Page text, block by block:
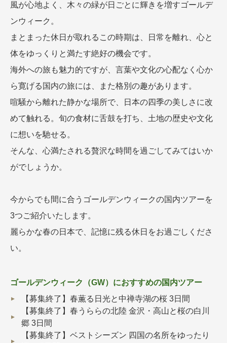
ブランド
“知究”紀行
夢の休日 | 海外旅行
目的・テーマから探す
美術鑑賞
特別企画
グルメ
リゾート
一都市滞在
絶景
日系航空会社で行く
世界遺産を訪れる
野生動物に出合う
オーロラ
クルーズ
お花・紅葉
鉄道の旅
ラ・プルミエール（エールフランス
航空）
四季彩紀行
目的・テーマから探す
紅葉
花火
祭り
季節の風景
特別企画
ラグジュアリーバスでめぐる
美食・旬の味覚を味わう
アドベンチャーツーリズム・ウォー
キング
観光列車
風が心地よく、木々の緑が日ごとに輝きを増すゴールデ
ンウィーク。
まとまった休日が取れるこの時期は、日常を離れ、心と
体をゆっくりと満たす絶好の機会です。
海外への旅も魅力的ですが、言葉や文化の心配なく心か
ら寛げる国内の旅には、また格別の趣があります。
喧騒から離れた静かな場所で、日本の四季の美しさに改
めて触れる。旬の食材に舌鼓を打ち、土地の歴史や文化
に想いを馳せる。
そんな、心満たされる贅沢な時間を過ごしてみてはいか
がでしょうか。
今からでも間に合うゴールデンウィークの国内ツアーを
3つご紹介いたします。
麗らかな春の日本で、記憶に残る休日をお過ごしくださ
い。
ゴールデンウィーク（GW）におすすめの国内ツアー
【募集終了】春薫る日光と中禅寺湖の桜 3日間
【募集終了】春うららの北陸 金沢・高山と桜の白川
郷 3日間
【募集終了】ベストシーズン 四国の名所をゆったり